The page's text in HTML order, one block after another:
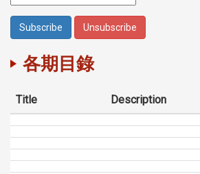
各期目錄
Title Description